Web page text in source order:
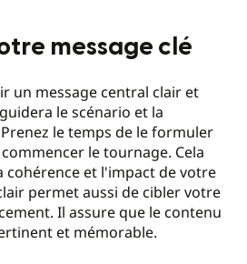
message clé
un message central clair et
le scénario et la
le temps de le formuler
le tournage. Cela
cohérence et l'impact de votre
permet aussi de cibler votre
Il assure que le contenu
et mémorable.